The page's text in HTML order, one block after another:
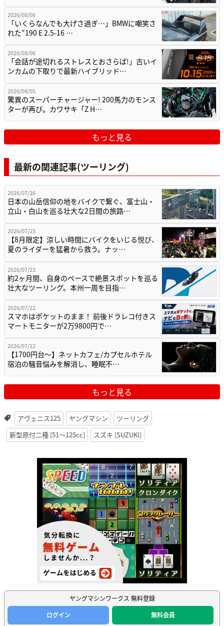
2026/08/06
「いくらなんでも大げさ過ぎ…」BMWに嘲笑さ
れた“190 E 2.5-16 …
2026/08/06
「会話が途切れるストレスとおさらば!」古いイ
ンカムの下取りで最新ハイブリッド…
2026/08/05
驚異のスーパーチャージャー! 200馬力のモンス
ターが再び。カワサキ「Z H…
もっと見る
最新の関連記事(ツーリング)
2026/07/26
日本の山岳信仰の地をバイクで繋ぐ、富士山・
立山・白山を巡る壮大な2日間の旅路…
2026/07/25
【8月限定】涼しい時間にバイクをいじる悦び、
夏のライダーを猛暑から救う。ナッ…
2026/07/23
約2ヶ月間、自身のペースで絶景スポットを巡る
壮大なツーリング。本州一周を目指…
2026/07/22
スマホはポケットのまま！ 前後ドラレコ付きス
マートモニターが2万9800円で…
2026/07/12
【1700円台～】ネットカフェ/カプセルホテル
宿泊の騒音悩みを解消し、睡眠不…
もっと見る
アヴェニス125 ヤングマシン
ツーリング
新型原付二種 [51〜125cc]
スズキ [SUZUKI]
ヤングマシンワークス 無料登録
ログイン
無料会員